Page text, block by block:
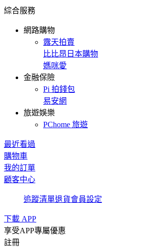
綜合服務
網路購物
露天拍賣
比比昂日本購物
媽咪愛
金融保險
Pi 拍錢包
易安網
旅遊娛樂
PChome 旅遊
最近看過
購物車
我的訂單
顧客中心
追蹤清單退貨會員設定
下載 APP
享受APP專屬優惠
註冊